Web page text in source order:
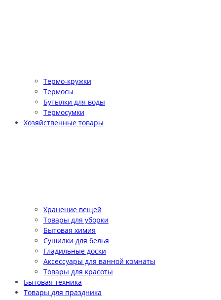
Термо-кружки
Термосы
Бутылки для воды
Термосумки
Хозяйственные товары
Хранение вещей
Товары для уборки
Бытовая химия
Сушилки для белья
Гладильные доски
Аксессуары для ванной комнаты
Товары для красоты
Бытовая техника
Товары для праздника